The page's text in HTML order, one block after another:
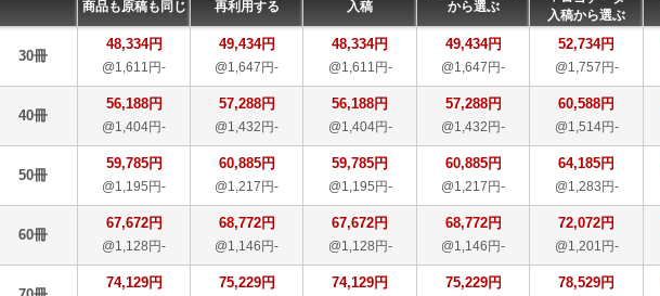
商品も原稿も同じ
再利用する
入稿
から選ぶ
入稿から選ぶ
30冊
48,334円
@1,611円-
49,434円
@1,647円-
48,334円
@1,611円-
49,434円
@1,647円-
52,734円
@1,757円-
40冊
56,188円
@1,404円-
57,288円
@1,432円-
56,188円
@1,404円-
57,288円
@1,432円-
60,588円
@1,514円-
50冊
59,785円
@1,195円-
60,885円
@1,217円-
59,785円
@1,195円-
60,885円
@1,217円-
64,185円
@1,283円-
60冊
67,672円
@1,128円-
68,772円
@1,146円-
67,672円
@1,128円-
68,772円
@1,146円-
72,072円
@1,201円-
74,129円 75,229円 74,129円 75,229円 78,529円